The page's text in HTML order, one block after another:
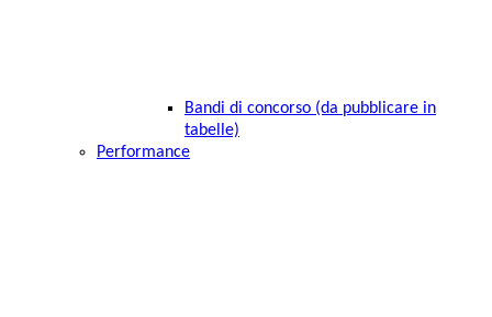
Bandi di concorso (da pubblicare in
tabelle)
Performance